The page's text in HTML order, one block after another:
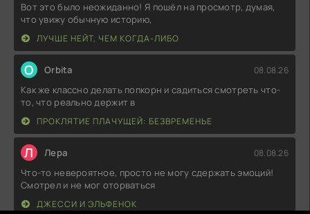
Вот это было неожиданно! Я пошёл на просмотр, думая,
что увижу обычную историю,
ЛУЧШЕ НЕЙТ, ЧЕМ КОГДА-ЛИБО
O Orbita 08.08.26
Как же классно делать попкорн и садиться смотреть что-
то, что реально держит в
ПРОКЛЯТИЕ ПЛАЧУЩЕЙ: БЕЗВРЕМЕНЬЕ
Л Лера 08.08.26
Что-то невероятное, просто не могу сдержать эмоций!
Смотрел и не мог оторваться
ДЖЕССИ И ЭЛЬФЕНОК